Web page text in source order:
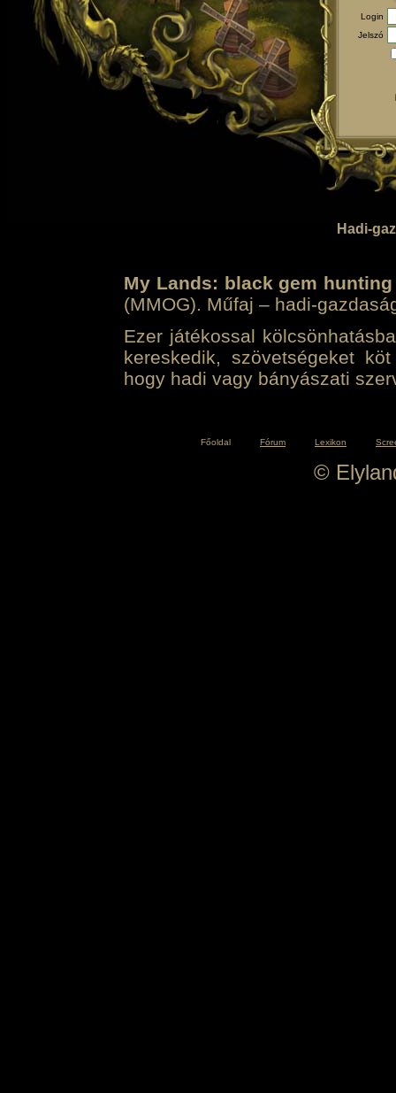
Login
Jelszó
Hadi-
My Lands: black gem hunting
(MMOG). Műfaj – hadi-
Ezer játékossal
kereskedik, szövetségeket
hogy hadi vagy bányászati
Főoldal Fórum Lexikon
©